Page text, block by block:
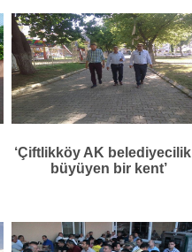
‘Çiftlikköy AK
büyüyen bir kent’